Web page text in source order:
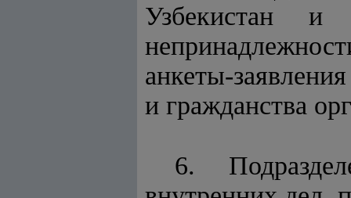
Узбекистан и
анкеты-
и гражданства
6.